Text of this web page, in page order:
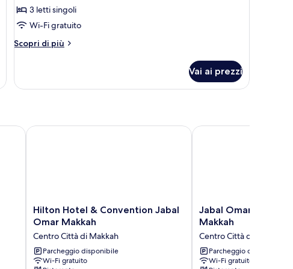
3
letti
singoli
3 letti singoli
Wi-Fi gratuito
Scopri di più
Altri
Superior,
Vai ai prezzi
Hilton
Hotel
Convention
Jabal
Omar
Hilton Hotel & Convention Jabal
Omar Makkah
Centro Città di Makkah
Parcheggio disponibile
Wi-Fi gratuito
Hilton Hotel & Convention Jabal Omar Makkah
Jabal
Omar
Hotel,
Makkah
Centro
Jabal Omar
Makkah
Centro Città di Makkah
Parcheggio disponibile
Wi-Fi gratuito
Jabal Omar Marriott